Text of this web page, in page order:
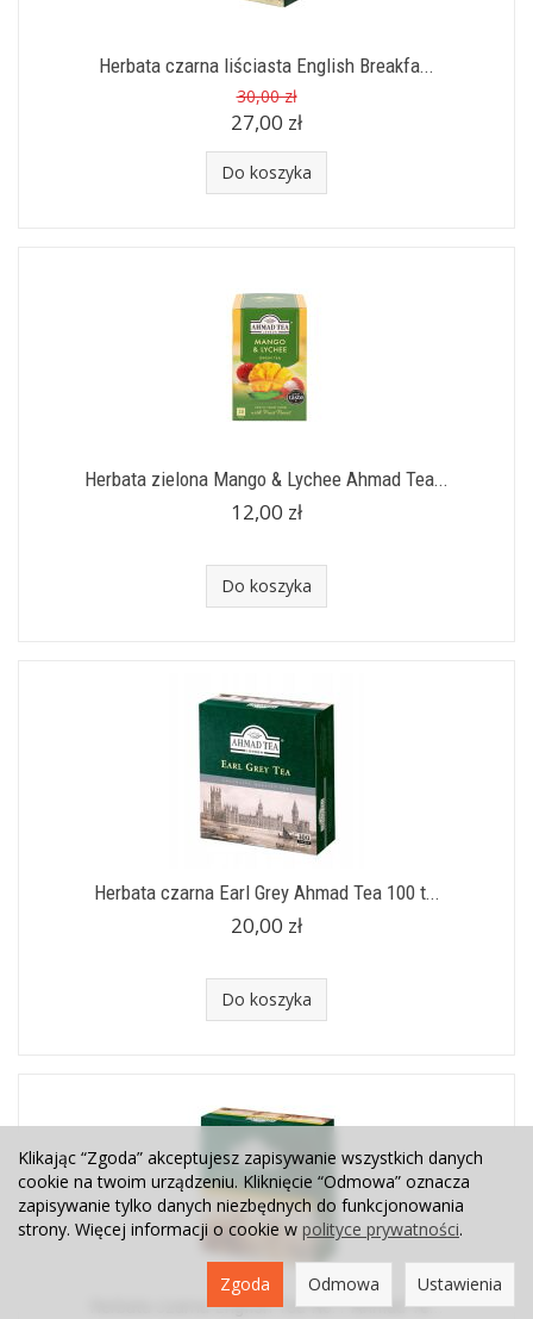
Herbata czarna liściasta English Breakfa...
30,00 zł
27,00 zł
Do koszyka
Herbata zielona Mango & Lychee Ahmad Tea...
12,00 zł
Do koszyka
Herbata czarna Earl Grey Ahmad Tea 100 t...
20,00 zł
Do koszyka
Herbata czarna English Tea No.1 Ahmad Te...
Klikając “Zgoda” akceptujesz zapisywanie wszystkich danych
cookie na twoim urządzeniu. Kliknięcie “Odmowa” oznacza
zapisywanie tylko danych niezbędnych do funkcjonowania
strony. Więcej informacji o cookie w polityce prywatności.
Ustawienia
Odmowa
Zgoda